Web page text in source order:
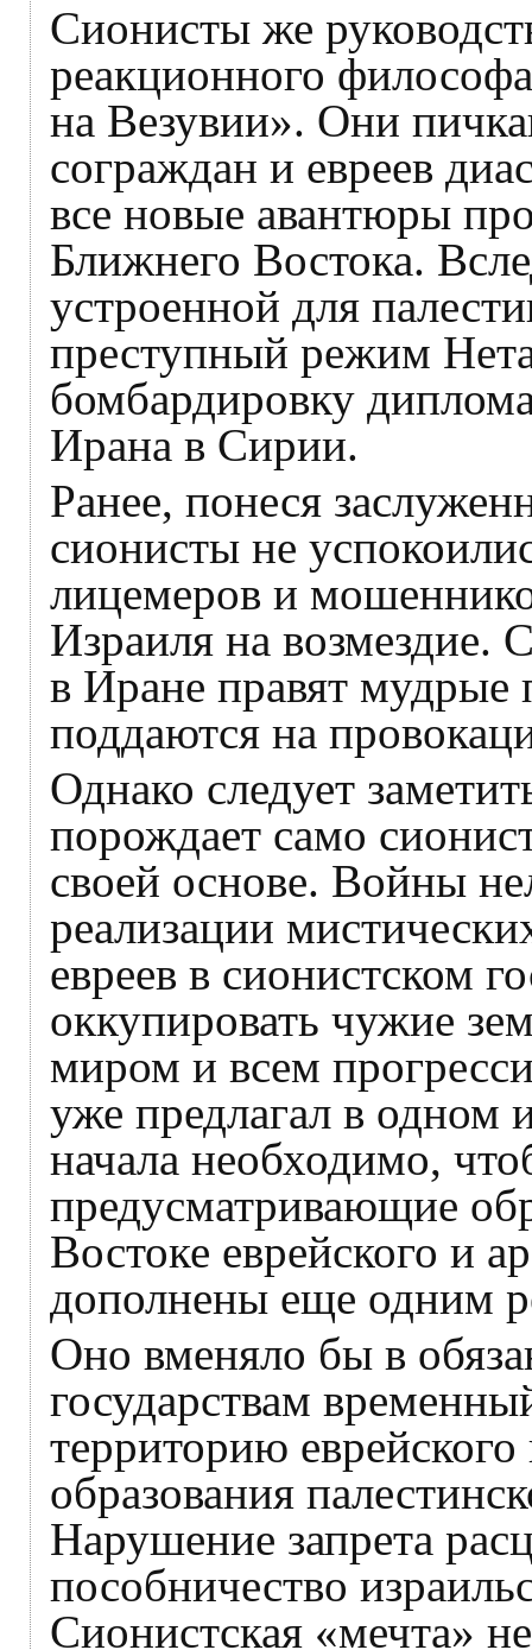
Сионисты же
реакционного
на Везувии». Они
сограждан и евреев
все новые авантюры
Ближнего Востока.
устроенной для
преступный режим
бомбардировку
Ирана в Сирии.
Ранее, понеся
сионисты не
лицемеров и
Израиля на возмездие.
в Иране правят мудрые
поддаются на
Однако следует
порождает само
своей основе. Войны
реализации
евреев в сионистском
оккупировать чужие
миром и всем
уже предлагал в одном
начала необходимо,
предусматривающие
Востоке еврейского и
дополнены еще одним
Оно вменяло бы в
государствам
территорию
образования
Нарушение запрета
пособничество
Сионистская «мечта»